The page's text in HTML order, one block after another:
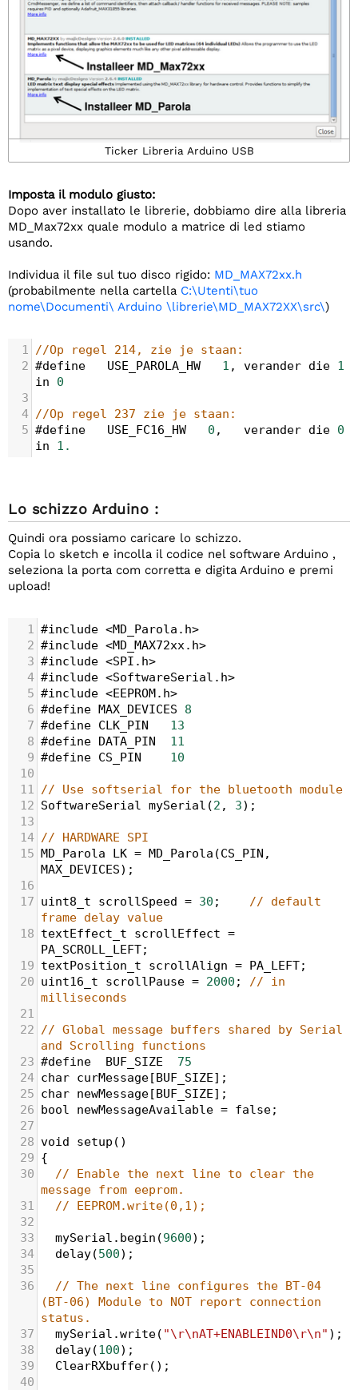
Ticker Libreria Arduino USB
Imposta il modulo giusto:
Dopo aver installato le librerie, dobbiamo dire alla libreria
MD_Max72xx quale modulo a matrice di led stiamo
usando.
Individua il file sul tuo disco rigido: MD_MAX72xx.h
(probabilmente nella cartella C:\Utenti\tuo
nome\Documenti\ Arduino \librerie\MD_MAX72XX\src\)
1
2 #define USE_PAROLA_HW 1 , verander die 1
in
0
3
4
5 #define USE_FC16_HW 0 , verander die 0
in
1.
Lo schizzo Arduino :
Quindi ora possiamo caricare lo schizzo.
Copia lo sketch e incolla il codice nel software Arduino ,
seleziona la porta com corretta e digita Arduino e premi
upload!
1 #include <MD_Parola . h>
2 #include <MD_MAX72xx. h>
3 #include <SPI . h>
4 #include <SoftwareSerial . h>
5 #include <EEPROM. h>
6 #define MAX_DEVICES
8
7 #define CLK_PIN
13
8 #define DATA_PIN
11
9 #define CS_PIN
10
10
11 // Use softserial for the bluetooth module
12 SoftwareSerial mySerial (2 , 3);
13
14 // HARDWARE SPI
15 MD_Parola LK = MD_Parola (CS_PIN
MAX_DEVICES);
16
17 uint8_t scrollSpeed = 30 ; // default
frame delay value
18 textEffect_t scrollEffect =
PA_SCROLL_LEFT;
19 textPosition_t scrollAlign = PA_LEFT;
20 uint16_t scrollPause = 2000 ; // in
milliseconds
21
22 // Global message buffers shared by Serial
and Scrolling functions
23 #define BUF_SIZE
75
24 char curMessage[BUF_SIZE];
25 char newMessage[BUF_SIZE];
26 bool newMessageAvailable = false;
27
28 void setup ()
29 {
30
// Enable the next line to clear the
message from eeprom.
31
// EEPROM.write(0,1);
32
33
mySerial . begin (9600
34
delay(500);
35
36
// The next line configures the BT-04
(BT-06) Module to NOT report connection
37
mySerial .write( "\r\nAT+ENABLEIND0\r\n"
38
delay(100);
39
ClearRXbuffer();
40